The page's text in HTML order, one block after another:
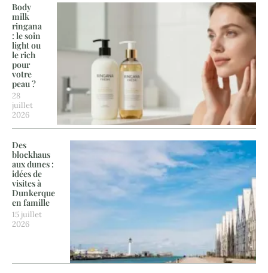
Body
milk
ringana
: le soin
light ou
le rich
pour
votre
peau ?
28
juillet
2026
Des
blockhaus
aux dunes :
idées de
visites à
Dunkerque
en famille
15 juillet
2026